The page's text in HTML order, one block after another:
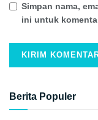
Simpan nama,
ini untuk
Berita Populer